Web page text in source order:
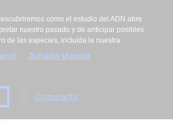
cómo el estudio del ADN abre
nuestro pasado y de anticipar posibles
de las especies, incluida la nuestra.
Juliana Vianna
Compartir